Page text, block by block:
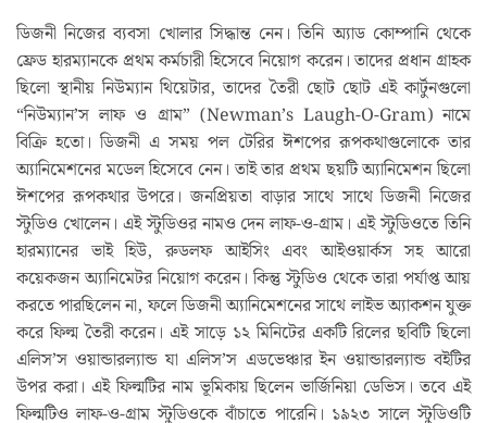
ডিজনী নিজের ব্যবসা খোলার সিদ্ধান্ত নেন। তিনি অ্যাড কোম্পানি থেকে
ফ্রেড হারম্যানকে প্রথম কর্মচারী হিসেবে নিয়োগ করেন। তাদের প্রধান গ্রাহক
ছিলো স্থানীয় নিউম্যান থিয়েটার, তাদের তৈরী ছোট ছোট এই কার্টুনগুলো
“নিউম্যান’স লাফ ও গ্রাম” (Newman’s Laugh-O-Gram) নামে
বিক্রি হতো। ডিজনী এ সময় পল টেরির ঈশপের রূপকথাগুলোকে তার
অ্যানিমেশনের মডেল হিসেবে নেন। তাই তার প্রথম ছয়টি অ্যানিমেশন ছিলো
ঈশপের রূপকথার উপরে। জনপ্রিয়তা বাড়ার সাথে সাথে ডিজনী নিজের
স্টুডিও খোলেন। এই স্টুডিওর নামও দেন লাফ-ও-গ্রাম। এই স্টুডিওতে তিনি
হারম্যানের ভাই হিউ, রুডলফ আইসিং এবং আইওয়ার্কস সহ আরো
কয়েকজন অ্যানিমেটর নিয়োগ করেন। কিন্তু স্টুডিও থেকে তারা পর্যাপ্ত আয়
করতে পারছিলেন না, ফলে ডিজনী অ্যানিমেশনের সাথে লাইভ অ্যাকশন যুক্ত
করে ফিল্ম তৈরী করেন। এই সাড়ে ১২ মিনিটের একটি রিলের ছবিটি ছিলো
এলিস’স ওয়ান্ডারল্যান্ড যা এলিস’স এডভেঞ্চার ইন ওয়ান্ডারল্যান্ড বইটির
উপর করা। এই ফিল্মটির নাম ভূমিকায় ছিলেন ভার্জিনিয়া ডেভিস। তবে এই
ফিল্মটিও লাফ-ও-গ্রাম স্টুডিওকে বাঁচাতে পারেনি। ১৯২৩ সালে স্টুডিওটি